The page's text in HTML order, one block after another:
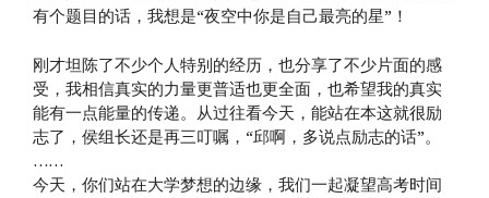
有个题目的话，我想是“夜空中你是自己最亮的星”！
刚才坦陈了不少个人特别的经历，也分享了不少片面的感
受，我相信真实的力量更普适也更全面，也希望我的真实
能有一点能量的传递。从过往看今天，能站在本这就很励
志了，侯组长还是再三叮嘱，“邱啊，多说点励志的话”。
……
今天，你们站在大学梦想的边缘，我们一起凝望高考时间